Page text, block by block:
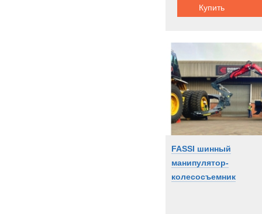
Купить
FASSI шинный
манипулятор-
колесосъемник